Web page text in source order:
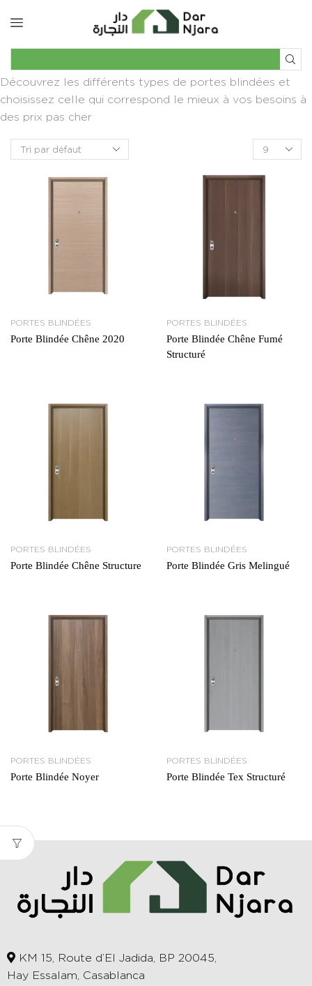
Découvrez les différents types de portes blindées et
choisissez celle qui correspond le mieux à vos besoins à
des prix pas cher
PORTES BLINDÉES
Porte Blindée Chêne 2020
PORTES BLINDÉES
Porte Blindée Chêne Fumé
Structuré
PORTES BLINDÉES
Porte Blindée Chêne Structure
PORTES BLINDÉES
Porte Blindée Gris Melingué
PORTES BLINDÉES
Porte Blindée Noyer
PORTES BLINDÉES
Porte Blindée Tex Structuré
KM 15, Route d’El Jadida, BP 20045,
Hay Essalam, Casablanca